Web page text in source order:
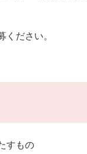
ださい。
すもの